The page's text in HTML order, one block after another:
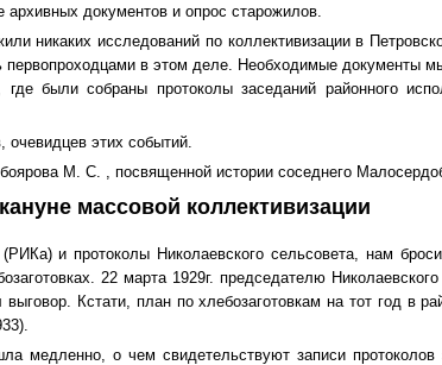
документов и опрос старожилов.
никаких исследований по коллективизации в
первопроходцами в этом деле. Необходимые документы
были собраны протоколы заседаний районного
очевидцев этих событий.
М. С. , посвященной истории соседнего
массовой коллективизации
и протоколы Николаевского сельсовета, нам
22 марта 1929г. председателю
Кстати, план по хлебозаготовкам на тот год в
медленно, о чем свидетельствуют записи